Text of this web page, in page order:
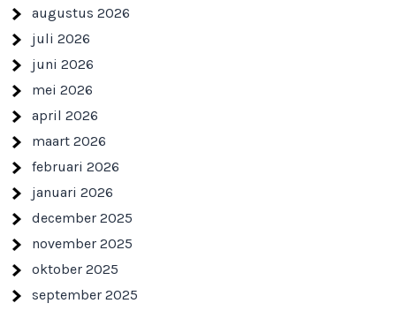
augustus 2026
juli 2026
juni 2026
mei 2026
april 2026
maart 2026
februari 2026
januari 2026
december 2025
november 2025
oktober 2025
september 2025